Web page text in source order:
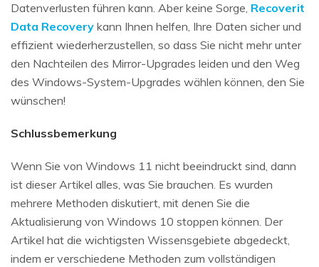
Datenverlusten führen kann. Aber keine Sorge, Recoverit
Data Recovery kann Ihnen helfen, Ihre Daten sicher und
effizient wiederherzustellen, so dass Sie nicht mehr unter
den Nachteilen des Mirror-Upgrades leiden und den Weg
des Windows-System-Upgrades wählen können, den Sie
wünschen!
Schlussbemerkung
Wenn Sie von Windows 11 nicht beeindruckt sind, dann
ist dieser Artikel alles, was Sie brauchen. Es wurden
mehrere Methoden diskutiert, mit denen Sie die
Aktualisierung von Windows 10 stoppen können. Der
Artikel hat die wichtigsten Wissensgebiete abgedeckt,
indem er verschiedene Methoden zum vollständigen